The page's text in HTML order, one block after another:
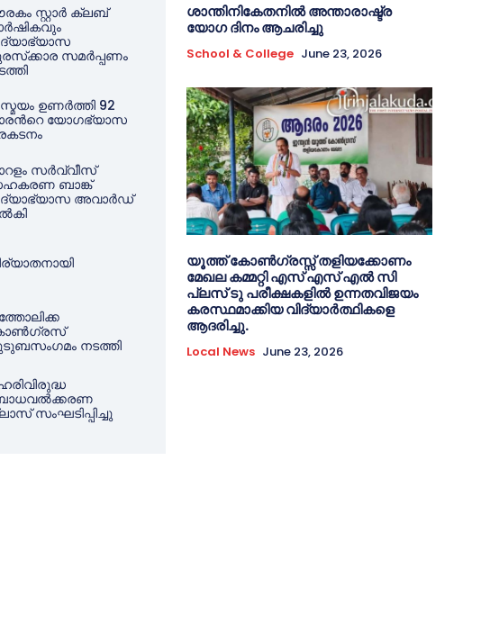
സ്റ്റാർ ക്ലബ്
സമർപ്പണം
ഉണർത്തി 92
യോഗഭ്യാസ
സർവ്വീസ്
ബാങ്ക്
അവാർഡ്
നടത്തി
സംഘടിപ്പിച്ചു
ശാന്തിനികേതനിൽ അന്താരാഷ്ട്ര
യോഗ ദിനം ആചരിച്ചു
School & College June 23, 2026
യൂത്ത് കോൺഗ്രസ്സ് തളിയക്കോണം
മേഖല കമ്മറ്റി എസ് എസ് എൽ സി
പ്ലസ് ടു പരീക്ഷകളിൽ ഉന്നതവിജയം
കരസ്ഥമാക്കിയ വിദ്യാർത്ഥികളെ
ആദരിച്ചു.
Local News June 23, 2026